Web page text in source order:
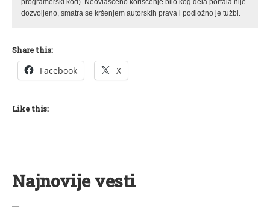
programerski kod). Neovlašćeno korišćenje bilo kog dela portala nije
dozvoljeno, smatra se kršenjem autorskih prava i podložno je tužbi.
Share this:
Facebook X
Like this:
Najnovije vesti